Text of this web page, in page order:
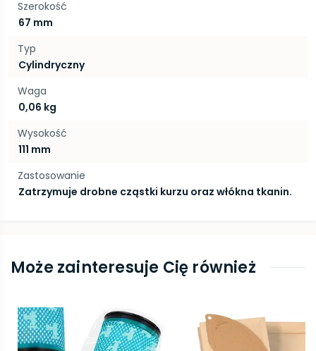
Szerokość
67 mm
Typ
Cylindryczny
Waga
0,06 kg
Wysokość
111 mm
Zastosowanie
Zatrzymuje drobne cząstki kurzu oraz włókna tkanin.
Może zainteresuje Cię również